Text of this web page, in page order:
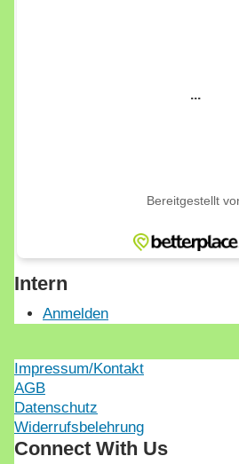
Intern
Anmelden
Impressum/Kontakt
AGB
Datenschutz
Widerrufsbelehrung
Connect With Us